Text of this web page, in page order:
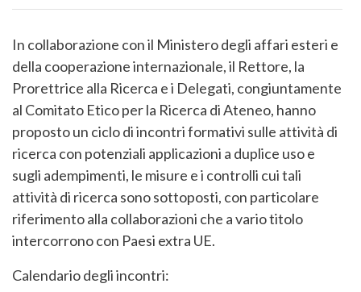
In collaborazione con il Ministero degli affari esteri e
della cooperazione internazionale, il Rettore, la
Prorettrice alla Ricerca e i Delegati, congiuntamente
al Comitato Etico per la Ricerca di Ateneo, hanno
proposto un ciclo di incontri formativi sulle attività di
ricerca con potenziali applicazioni a duplice uso e
sugli adempimenti, le misure e i controlli cui tali
attività di ricerca sono sottoposti, con particolare
riferimento alla collaborazioni che a vario titolo
intercorrono con Paesi extra UE.
Calendario degli incontri: